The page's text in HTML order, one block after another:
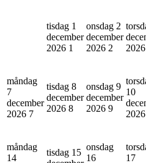
tisdag 1
december
2026 1
onsdag 2
december
2026 2
2026
måndag
7
december
2026 7
tisdag 8
december
2026 8
onsdag 9
december
2026 9
10
2026
måndag
14
tisdag 15
onsdag
16
17